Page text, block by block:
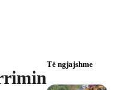
Të ngjajshme